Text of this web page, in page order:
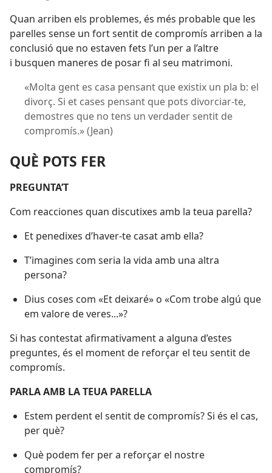
Quan arriben els problemes, és més probable que les
parelles sense un fort sentit de compromís arriben a la
conclusió que no estaven fets l’un per a l’altre
i busquen maneres de posar fi al seu matrimoni.
«Molta gent es casa pensant que existix un pla b: el
divorç. Si et cases pensant que pots divorciar-te,
demostres que no tens un verdader sentit de
compromís.» (Jean)
QUÈ POTS FER
PREGUNTA’T
Com reacciones quan discutixes amb la teua parella?
Et penedixes d’haver-te casat amb ella?
T’imagines com seria la vida amb una altra
persona?
Dius coses com «Et deixaré» o «Com trobe algú que
em valore de veres...»?
Si has contestat afirmativament a alguna d’estes
preguntes, és el moment de reforçar el teu sentit de
compromís.
PARLA AMB LA TEUA PARELLA
Estem perdent el sentit de compromís? Si és el cas,
per què?
Què podem fer per a reforçar el nostre
compromís?